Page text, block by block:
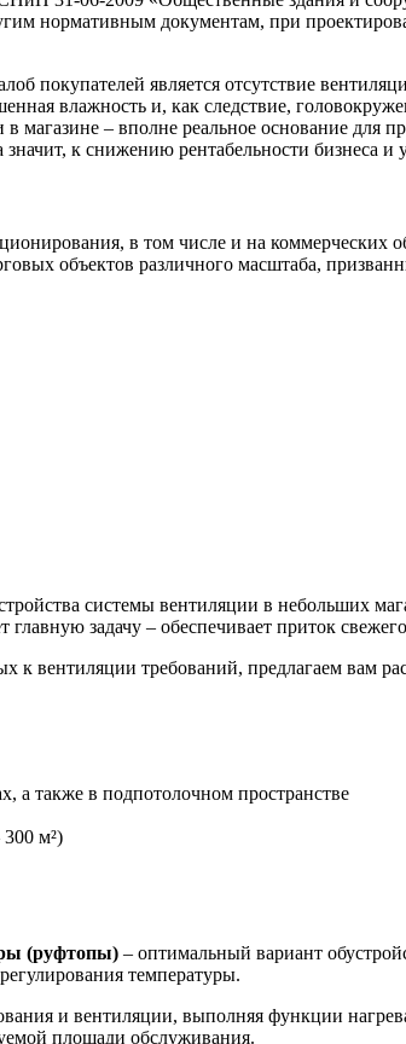
нормативным документам, при
покупателей является отсутствие
влажность и, как следствие,
магазине – вполне реальное основание для
к снижению рентабельности бизнеса
в том числе и на коммерческих
объектов различного масштаба,
системы вентиляции в небольших
задачу – обеспечивает приток
вентиляции требований, предлагаем вам
а также в подпотолочном пространстве
м²)
(руфтопы) – оптимальный вариант
температуры.
и вентиляции, выполняя функции
площади обслуживания.